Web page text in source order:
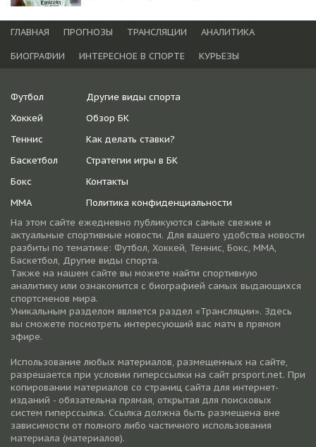
ГЛАВНАЯ ПРОГНОЗЫ ТРАНСЛЯЦИИ
АНАЛИТИКА
БИОГРАФИИ
ИНТЕРЕСНОЕ В СПОРТЕ КУРЬЕЗЫ
Футбол
Хоккей
Теннис
Баскетбол
Бокс
ММА
Другие виды спорта
Обзор БК
Как делать ставки?
Стратегии игры в БК
Контакты
Политика конфиденциальности
На этом сайте ежедневно публикуются самые свежие и
актуальные спортивные новости. Для вашего удобства новости
разбиты по тематике: Футбол, Хоккей, Теннис, Бокс, ММА,
Баскетбол, Другие виды спорта.
Также на нашем сайте вы можете найти спортивную
аналитику или ознакомится с биографией самых выдающихся
спортсменов мира.
Уникальным разделом является раздел «Трансляции». Здесь
вы сможете посмотреть интересующий вас матч в прямом
эфире.
Использование любых материалов, размещенных на сайте,
разрешается при условии гиперссылки на cайт prsport.net. При
копировании материалов со страниц сайта для интернет-
изданий - обязательна прямая, открытая для поисковых
систем гиперссылка. Ссылка должна быть размещена вне
зависимости от полного либо частичного использования
материала (материалов).